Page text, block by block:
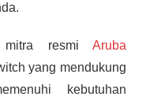
resmiAruba
yang mendukung
kebutuhan